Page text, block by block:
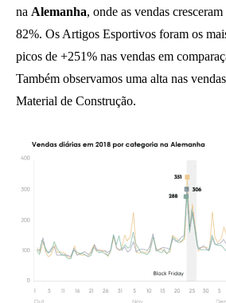
na Alemanha, onde as vendas
82%. Os Artigos Esportivos foram os
picos de +251% nas vendas em
Também observamos uma alta nas
Material de Construção.